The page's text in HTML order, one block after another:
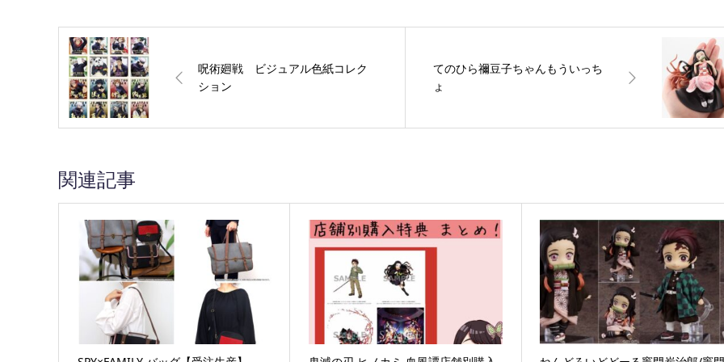
呪術廻戦 ビジュアル色紙コレク
ション
てのひら禰豆子ちゃんもういっち
ょ
関連記事